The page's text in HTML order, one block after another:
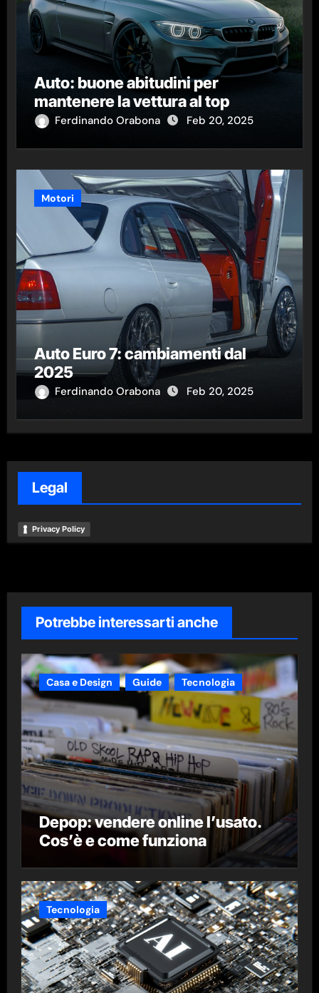
Auto: buone abitudini per
mantenere la vettura al top
Ferdinando Orabona Feb 20, 2025
Motori
Auto Euro 7: cambiamenti dal
2025
Ferdinando Orabona Feb 20, 2025
Legal
Privacy Policy
Potrebbe interessarti anche
Casa e Design Guide Tecnologia
Depop: vendere online l’usato.
Cos’è e come funziona
Tecnologia